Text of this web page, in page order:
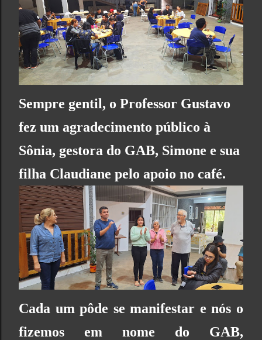
Sempre gentil, o Professor Gustavo
fez um agradecimento público à
Sônia, gestora do GAB, Simone e sua
filha Claudiane pelo apoio no café.
Cada um pôde se manifestar e nós o
fizemos em nome do GAB,